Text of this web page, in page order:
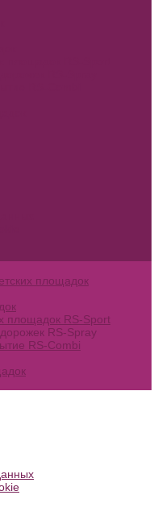
площадок
площадок RS-Sport
RS-Spray
RS-Combi